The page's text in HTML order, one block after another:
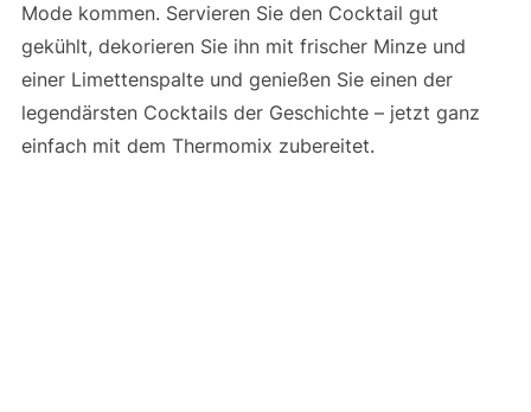
Mode kommen. Servieren Sie den Cocktail gut
gekühlt, dekorieren Sie ihn mit frischer Minze und
einer Limettenspalte und genießen Sie einen der
legendärsten Cocktails der Geschichte – jetzt ganz
einfach mit dem Thermomix zubereitet.